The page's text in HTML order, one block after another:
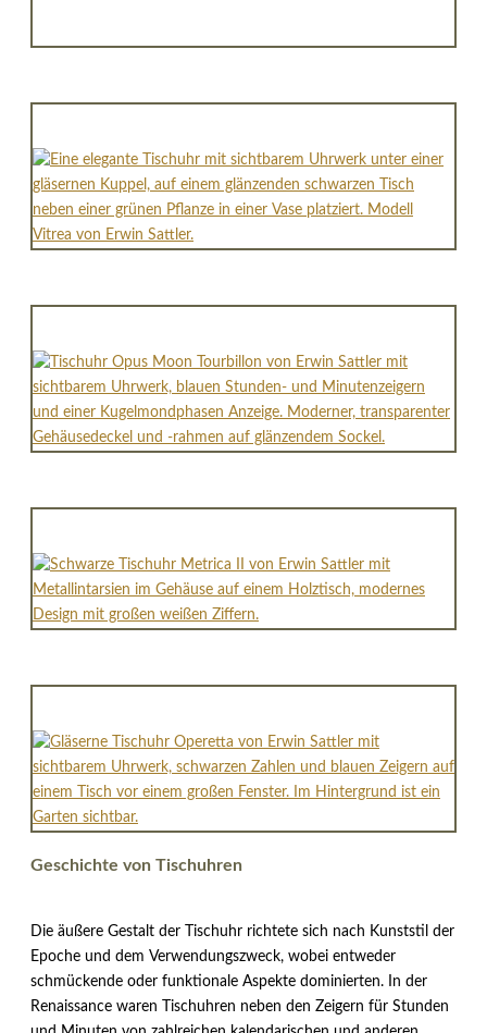
Geschichte von Tischuhren
Die äußere Gestalt der Tischuhr richtete sich nach Kunststil der
Epoche und dem Verwendungszweck, wobei entweder
schmückende oder funktionale Aspekte dominierten. In der
Renaissance waren Tischuhren neben den Zeigern für Stunden